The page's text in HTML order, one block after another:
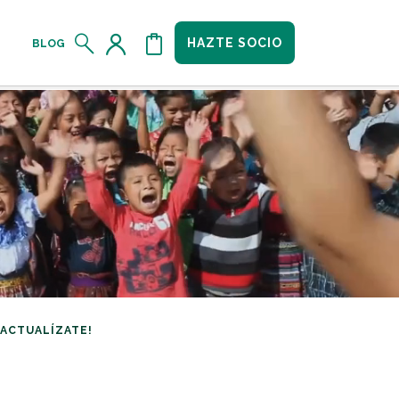
BLOG HAZTE SOCIO